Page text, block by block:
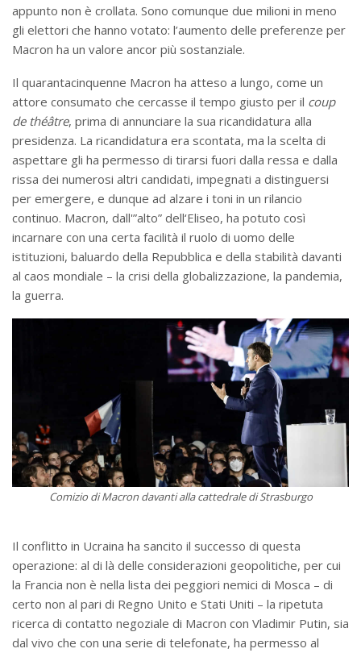
appunto non è crollata. Sono comunque due milioni in meno
gli elettori che hanno votato: l’aumento delle preferenze per
Macron ha un valore ancor più sostanziale.
Il quarantacinquenne Macron ha atteso a lungo, come un
attore consumato che cercasse il tempo giusto per il coup
de théâtre, prima di annunciare la sua ricandidatura alla
presidenza. La ricandidatura era scontata, ma la scelta di
aspettare gli ha permesso di tirarsi fuori dalla ressa e dalla
rissa dei numerosi altri candidati, impegnati a distinguersi
per emergere, e dunque ad alzare i toni in un rilancio
continuo. Macron, dall'”alto” dell‘Eliseo, ha potuto così
incarnare con una certa facilità il ruolo di uomo delle
istituzioni, baluardo della Repubblica e della stabilità davanti
al caos mondiale – la crisi della globalizzazione, la pandemia,
la guerra.
Comizio di Macron davanti alla cattedrale di Strasburgo
Il conflitto in Ucraina ha sancito il successo di questa
operazione: al di là delle considerazioni geopolitiche, per cui
la Francia non è nella lista dei peggiori nemici di Mosca – di
certo non al pari di Regno Unito e Stati Uniti – la ripetuta
ricerca di contatto negoziale di Macron con Vladimir Putin, sia
dal vivo che con una serie di telefonate, ha permesso al